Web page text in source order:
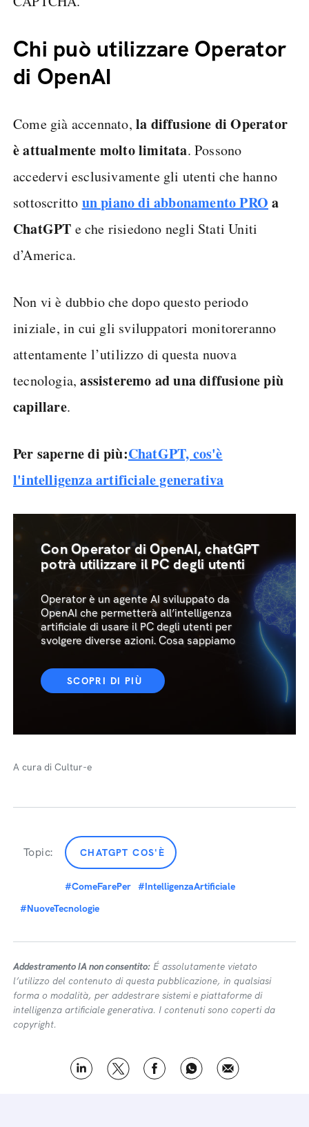
Chi può utilizzare Operator
di OpenAI
Come già accennato, la diffusione di Operator
è attualmente molto limitata. Possono
accedervi esclusivamente gli utenti che hanno
sottoscritto un piano di abbonamento PRO a
ChatGPT e che risiedono negli Stati Uniti
d’America.
Non vi è dubbio che dopo questo periodo
iniziale, in cui gli sviluppatori monitoreranno
attentamente l’utilizzo di questa nuova
tecnologia,assisteremo ad una diffusione più
capillare.
Per saperne di più:ChatGPT, cos'è
l'intelligenza artificiale generativa
Con Operator di OpenAI, chatGPT
potrà utilizzare il PC degli utenti
Operator è un agente AI sviluppato da
OpenAI che permetterà all’intelligenza
artificiale di usare il PC degli utenti per
svolgere diverse azioni. Cosa sappiamo
SCOPRI DI PIÙ
A cura di Cultur-e
Topic: CHATGPT COS'È
#ComeFarePer #IntelligenzaArtificiale
#NuoveTecnologie
Addestramento IA non consentito: É assolutamente vietato
l’utilizzo del contenuto di questa pubblicazione, in qualsiasi
forma o modalità, per addestrare sistemi e piattaforme di
intelligenza artificiale generativa. I contenuti sono coperti da
copyright.